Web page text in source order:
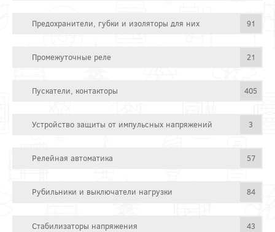
Предохранители, губки и изоляторы для них 91
Промежуточные реле 21
Пускатели, контакторы 405
Устройство защиты от импульсных напряжений 3
Релейная автоматика 57
Рубильники и выключатели нагрузки 84
Стабилизаторы напряжения 43